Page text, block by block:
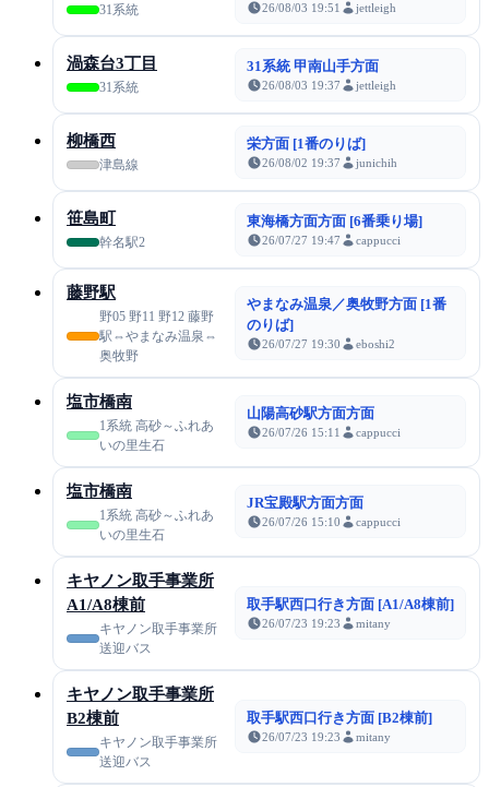
31系統 26/08/03 19:51 jettleigh
渦森台3丁目
31系統
31系統 甲南山手方面
26/08/03 19:37 jettleigh
柳橋西
津島線
栄方面 [1番のりば]
26/08/02 19:37 junichih
笹島町
幹名駅2
東海橋方面方面 [6番乗り場]
26/07/27 19:47 cappucci
藤野駅
野05 野11 野12 藤野
駅⇔やまなみ温泉⇔
奥牧野
やまなみ温泉／奥牧野方面 [1番
のりば]
26/07/27 19:30 eboshi2
塩市橋南
1系統 高砂～ふれあ
いの里生石
山陽高砂駅方面方面
26/07/26 15:11 cappucci
塩市橋南
1系統 高砂～ふれあ
いの里生石
JR宝殿駅方面方面
26/07/26 15:10 cappucci
キヤノン取手事業所
A1/A8棟前
キヤノン取手事業所
送迎バス
取手駅西口行き方面 [A1/A8棟前]
26/07/23 19:23 mitany
キヤノン取手事業所
B2棟前
キヤノン取手事業所
送迎バス
取手駅西口行き方面 [B2棟前]
26/07/23 19:23 mitany